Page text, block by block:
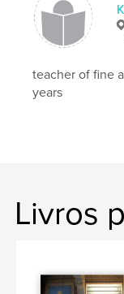
teacher of fine
years
Livros